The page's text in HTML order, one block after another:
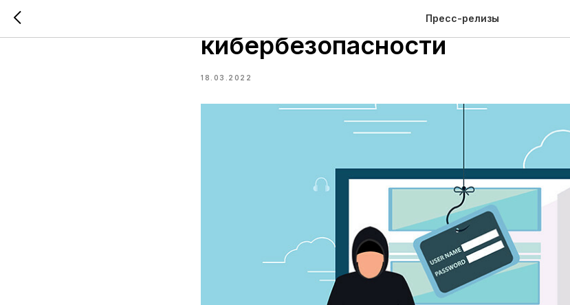
Пресс-релизы
В IT-хабе пройдет обучение по
кибербезопасности
18.03.2022